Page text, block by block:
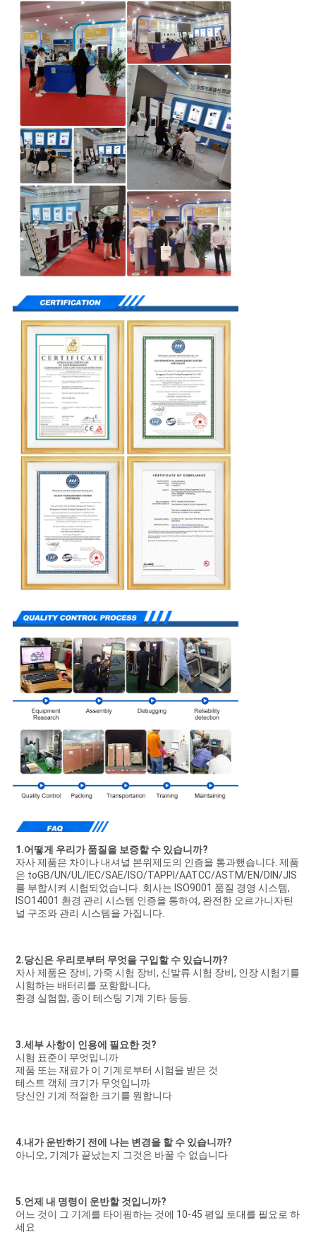
1.어떻게 우리가 품질을 보증할 수 있습니까?
자사 제품은 차이나 내셔널 본위제도의 인증을 통과했습니다. 제품
은 toGB/UN/UL/IEC/SAE/ISO/TAPPI/AATCC/ASTM/EN/DIN/JIS
를 부합시켜 시험되었습니다. 회사는 ISO9001 품질 경영 시스템,
ISO14001 환경 관리 시스템 인증을 통하여, 완전한 오르가니자틴
널 구조와 관리 시스템을 가집니다.
2.당신은 우리로부터 무엇을 구입할 수 있습니까?
자사 제품은 장비, 가죽 시험 장비, 신발류 시험 장비, 인장 시험기를
시험하는 배터리를 포함합니다,
환경 실험함, 종이 테스팅 기계 기타 등등.
3.세부 사항이 인용에 필요한 것?
시험 표준이 무엇입니까
제품 또는 재료가 이 기계로부터 시험을 받은 것
테스트 객체 크기가 무엇입니까
당신인 기계 적절한 크기를 원합니다
4.내가 운반하기 전에 나는 변경을 할 수 있습니까?
아니오, 기계가 끝났는지 그것은 바꿀 수 없습니다
5.언제 내 명령이 운반할 것입니까?
어느 것이 그 기계를 타이핑하는 것에 10-45 평일 토대를 필요로 하
세요